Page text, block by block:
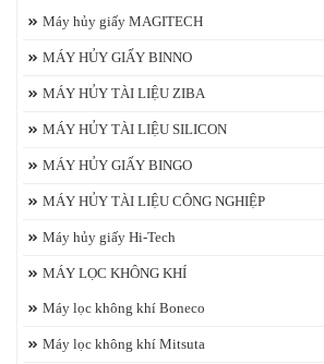
Máy hủy giấy MAGITECH
MÁY HỦY GIẤY BINNO
MÁY HỦY TÀI LIỆU ZIBA
MÁY HỦY TÀI LIỆU SILICON
MÁY HỦY GIẤY BINGO
MÁY HỦY TÀI LIỆU CÔNG NGHIỆP
Máy hủy giấy Hi-Tech
MÁY LỌC KHÔNG KHÍ
Máy lọc không khí Boneco
Máy lọc không khí Mitsuta